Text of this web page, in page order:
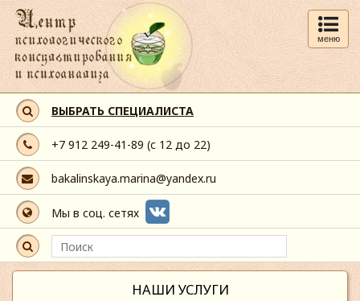
меню
ВЫБРАТЬ СПЕЦИАЛИСТА
+7 912 249-41-89 (с 12 до 22)
bakalinskaya.marina@yandex.ru
Мы в соц. сетях
НАШИ УСЛУГИ